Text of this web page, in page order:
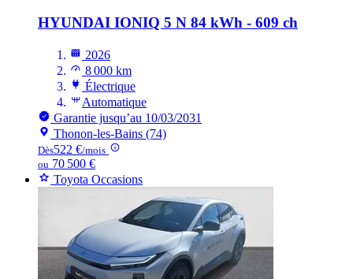
HYUNDAI IONIQ 5 N 84 kWh - 609 ch
2026
8 000 km
Électrique
Automatique
Garantie jusqu’au 10/03/2031
Thonon-les-Bains (74)
Dès522 €/mois
ou 70 500 €
Toyota Occasions